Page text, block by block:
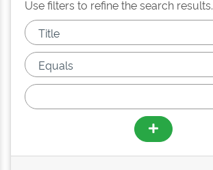
Use filters to refine the search results.